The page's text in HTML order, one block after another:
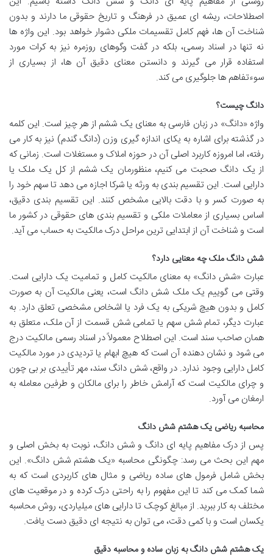
اصطلاحات، ریشه ای عمیق در فرهنگ و تاریخ حقوقی ما دارند و بدون
شناخت آن ها، فهم کامل تقسیمات ملکی دشوار خواهد بود. این واژه ها
نه تنها در اسناد رسمی، بلکه در گفت وگوهای روزمره نیز به کرات مورد
استفاده قرار می گیرند و دانستن معنای دقیق آن ها، از بسیاری از
سوءتفاهم ها جلوگیری می کند.
دانگ چیست؟
واژه «دانگ» در زبان فارسی به معنای یک ششم از هر چیز است. این کلمه
در گذشته برای اشاره به یکای اندازه گیری وزن (دانگ گندم) نیز به کار می
رفته، اما امروزه کاربرد اصلی آن در حوزه املاک و مستغلات است. زمانی که
از یک دانگ صحبت می کنیم، منظورمان یک ششم از کل یک ملک یا
دارایی است. این تقسیم بندی به ورثه یا شرکا اجازه می دهد تا سهم خود را
به صورت کسر و با دقت بالایی مشخص کنند. این تقسیم بندی دقیق،
اساس بسیاری از معاملات ملکی و تقسیم بندی های حقوقی در کشور ما
است و شناخت آن از ابتدایی ترین مراحل درک مالکیت به حساب می آید.
شش دانگ ملک چه معنایی دارد؟
عبارت «شش دانگ» به معنای مالکیت کامل و تمامیت یک دارایی است.
وقتی می گوییم یک ملک شش دانگ است، یعنی مالکیت آن به صورت
کامل و بدون هیچ شریکی به یک فرد یا اشخاص مشخصی تعلق دارد. به
عبارت دیگر، تمام شش سهم یا تمامی شش قسمت از آن ملک، متعلق به
همان صاحب سند است. این اصطلاح معمولاً در اسناد رسمی مالکیت درج
می شود و نشان دهنده آن است که هیچ ابهام یا تردیدی در مورد مالکیت
کامل دارایی وجود ندارد. در واقع، شش دانگ سند، مهر تأییدی بر بی چون
و چرای مالکیت است که آرامش خاطر را برای مالکان و طرفین معامله به
ارمغان می آورد.
محاسبه ریاضی یک هشتم شش دانگ
پس از درک مفاهیم پایه ای دانگ و شش دانگ، نوبت به بخش اصلی و
مهم این بحث می رسد: چگونگی محاسبه «یک هشتم شش دانگ». این
بخش شامل فرمول های ساده ریاضی و مثال های کاربردی است که به
شما کمک می کند تا این مفهوم را به راحتی درک کرده و در موقعیت های
مختلف به کار ببرید. از مبالغ کوچک تا دارایی های میلیاردی، روش محاسبه
یکسان است و با کمی دقت، می توان به نتیجه ای دقیق دست یافت.
یک هشتم شش دانگ به زبان ساده و محاسبه دقیق